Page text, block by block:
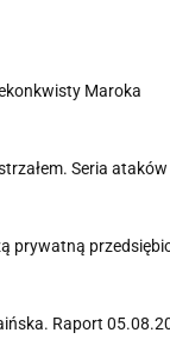
Maroka
Seria
prywatną
Raport